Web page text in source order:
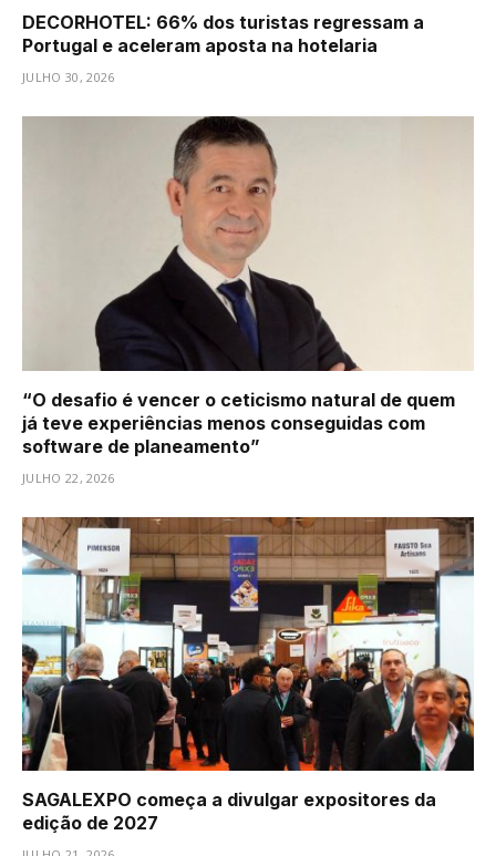
DECORHOTEL: 66% dos turistas regressam a
Portugal e aceleram aposta na hotelaria
JULHO 30, 2026
“O desafio é vencer o ceticismo natural de quem
já teve experiências menos conseguidas com
software de planeamento”
JULHO 22, 2026
SAGALEXPO começa a divulgar expositores da
edição de 2027